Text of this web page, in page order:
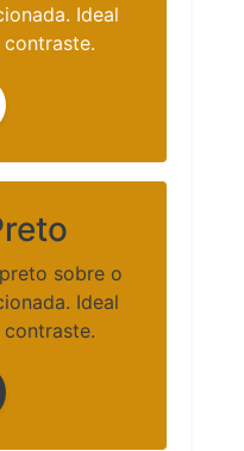
Ideal
sobre o
Ideal